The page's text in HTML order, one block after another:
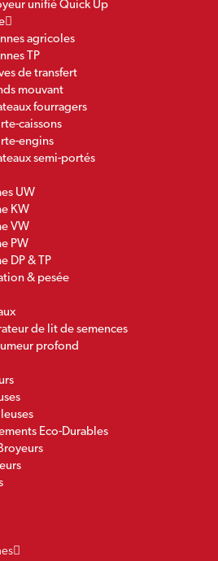
unifié Quick Up
agricoles
TP
de transfert
mouvant
fourragers
caissons
engins
semi-portés
UW
KW
VW
PW
DP & TP
& pesée
de lit de semences
profond
Eco-Durables